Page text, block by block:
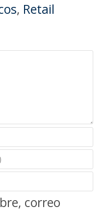
, Retail
correo